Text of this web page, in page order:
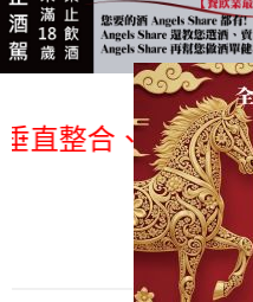
合、一次購足」
總覽-
all